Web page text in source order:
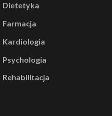
Dietetyka
Farmacja
Kardiologia
Psychologia
Rehabilitacja